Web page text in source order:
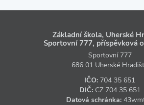
Základní škola, Uherské
Sportovní 777, příspěvková
Sportovní 777
686 01 Uherské
IČO: 704 35 651
DIČ: CZ 704 35 651
Datová schránka: